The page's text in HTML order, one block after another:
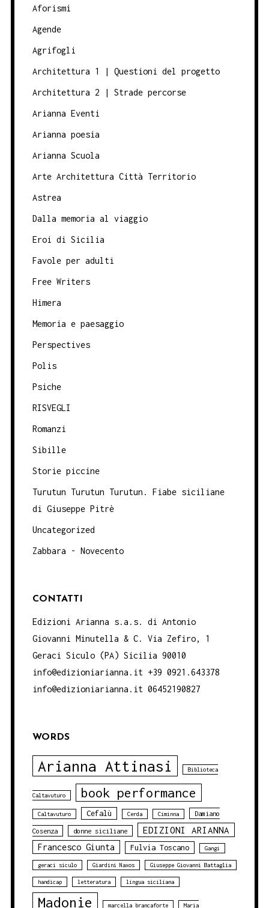
Aforismi
Agende
Agrifogli
Architettura 1 | Questioni del progetto
Architettura 2 | Strade percorse
Arianna Eventi
Arianna poesia
Arianna Scuola
Arte Architettura Città Territorio
Astrea
Dalla memoria al viaggio
Eroi di Sicilia
Favole per adulti
Free Writers
Himera
Memoria e paesaggio
Perspectives
Polis
Psiche
RISVEGLI
Romanzi
Sibille
Storie piccine
Turutun Turutun Turutun. Fiabe siciliane
di Giuseppe Pitrè
Uncategorized
Zabbara - Novecento
CONTATTI
Edizioni Arianna s.a.s. di Antonio
Giovanni Minutella & C. Via Zefiro, 1
Geraci Siculo (PA) Sicilia 90010
info@edizioniarianna.it +39 0921.643378
info@edizioniarianna.it 06452190827
WORDS
Arianna Attinasi Biblioteca
Caltavuturo book performance
Caltavuturo Cefalù Cerda Ciminna Damiano
Cosenza donne siciliane EDIZIONI ARIANNA
Francesco Giunta Fulvia Toscano Gangi
geraci siculo Giardini Naxos Giuseppe Giovanni Battaglia
handicap letteratura lingua siciliana
Madonie marcella brancaforte Maria